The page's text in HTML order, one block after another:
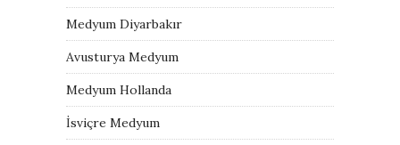
Medyum Diyarbakır
Avusturya Medyum
Medyum Hollanda
İsviçre Medyum